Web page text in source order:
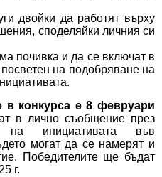
двойки да работят върху
споделяйки личния си
почивка и да се включат в
на подобряване на
в конкурса е 8 февруари
в лично съобщение през
на инициативата във
могат да се намерят и
Победителите ще бъдат
г.